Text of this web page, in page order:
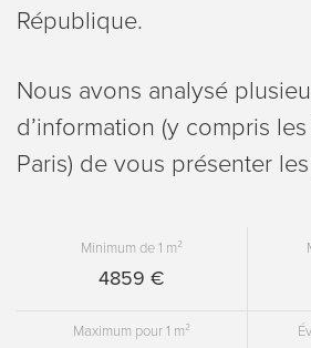
République.
Nous avons analysé
dʼinformation (y compris
Paris) de vous présenter
Minimum de 1 m²
4859 €
Maximum pour 1 m²